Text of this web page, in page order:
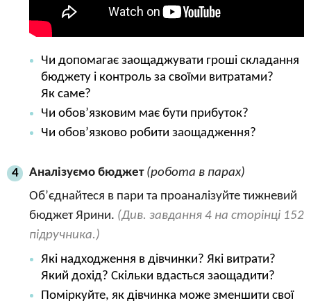
Чи допомагає заощаджувати гроші складання
бюджету і контроль за своїми витратами?
Як саме?
Чи обов’язковим має бути прибуток?
Чи обов’язково робити заощадження?
4 Аналізуємо бюджет (робота в парах)
Об’єднайтеся в пари та проаналізуйте тижневий
бюджет Ярини. (Див. завдання 4 на сторінці 152
підручника.)
Які надходження в дівчинки? Які витрати?
Який дохід? Скільки вдасться заощадити?
Поміркуйте, як дівчинка може зменшити свої